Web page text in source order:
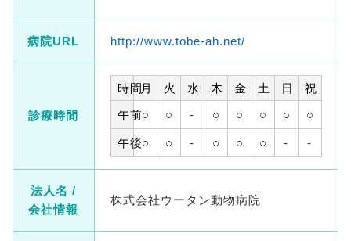
病院URL http://www.tobe-ah.net/
診療時間
時間月 火 水 木 金 土 日
祝
午前○ ○ - ○ ○ ○ ○ ○
午後○ ○ - ○ ○ ○ - -
法人名 /
会社情報
株式会社ウータン動物病院